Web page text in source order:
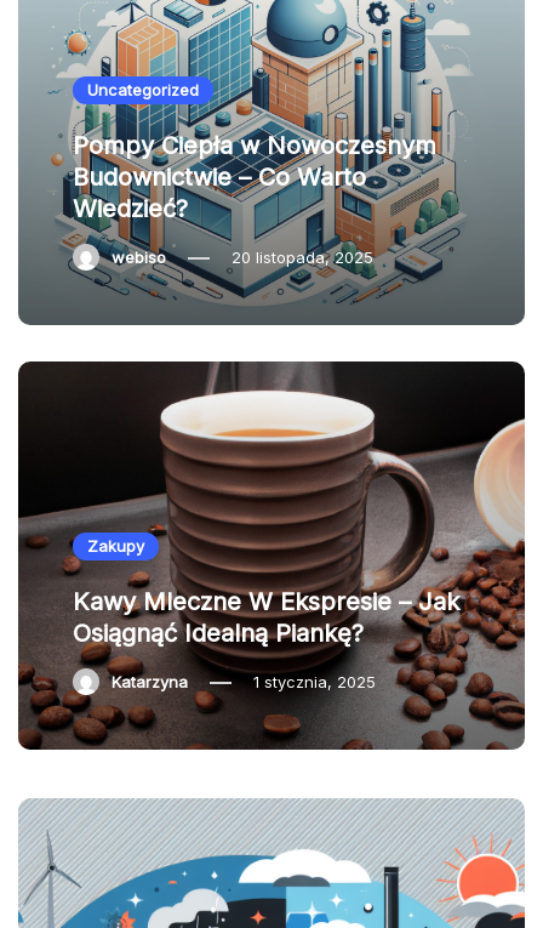
Uncategorized
Pompy Ciepła w Nowoczesnym
Budownictwie – Co Warto
Wiedzieć?
webiso 20 listopada, 2025
Zakupy
Kawy Mleczne W Ekspresie – Jak
Osiągnąć Idealną Piankę?
Katarzyna 1 stycznia, 2025